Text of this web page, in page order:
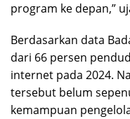
program ke depan,”
Berdasarkan data
dari 66 persen
internet pada 2024.
tersebut belum
kemampuan